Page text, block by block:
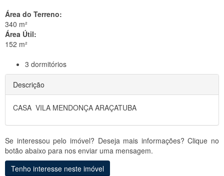
Área do Terreno:
340 m²
Área Útil:
152 m²
3 dormitórios
Descrição
CASA VILA MENDONÇA ARAÇATUBA
Se interessou pelo imóvel? Deseja mais informações? Clique no
botão abaixo para nos enviar uma mensagem.
Tenho interesse neste imóvel